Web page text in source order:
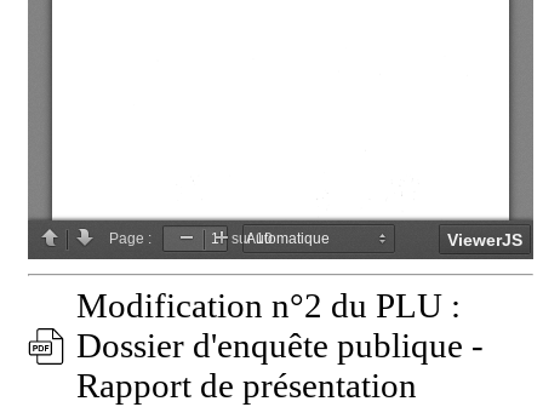
Modification n°2 du PLU :
Dossier d'enquête publique -
Rapport de présentation